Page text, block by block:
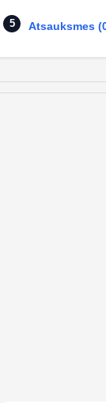
Atsauksmes